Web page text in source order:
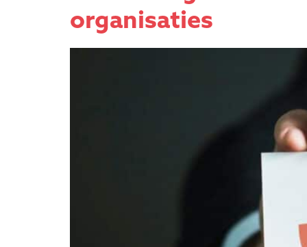
organisaties